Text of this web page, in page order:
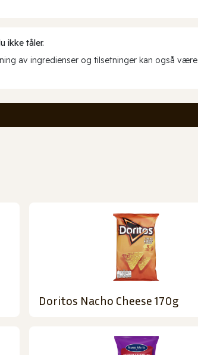
ikke tåler.
av ingredienser og tilsetninger kan også være
Doritos Nacho Cheese 170g